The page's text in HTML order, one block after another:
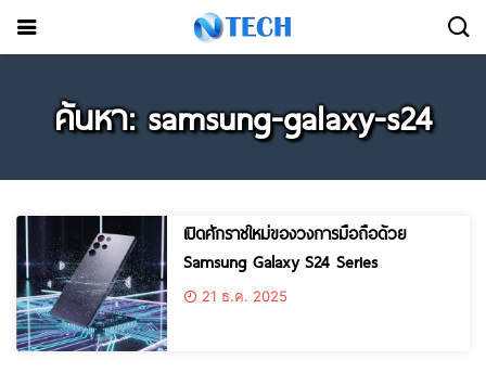
ค้นหา: samsung-galaxy-s24
เปิดศักราชใหม่ของวงการมือถือด้วย
Samsung Galaxy S24 Series
21 ธ.ค. 2025